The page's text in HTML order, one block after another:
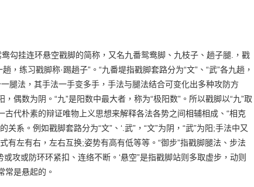
勾挂连环悬空戳脚的简称，又名九番鸳鸯脚、九枝子、趟子腿.，戳
，练习戳脚称·踢趟子”。“九番堤指戳脚套路分为“文”、“武”各九趟，
腿法，其手法一手变多手，手法与腿法结合可变化出多种攻防方
偶数为阴。“九”是阳数中最大者，称为“极阳数”。所以戳脚以“九”取
古代朴素的辩证唯物上义思想来解释各法各势之间相辅相成、“相克
系。例如戳脚套路分为“文”、‘.武”，“文”为阴，“武”为阳;手法中又
有左有右，左右互换;姿势有高有低等等。“御步”指戳脚腿法、步法
攻或防环环紧扣、连络不断。‘悬空”是指戳脚站则多取虚步，动则
常是悬起的。